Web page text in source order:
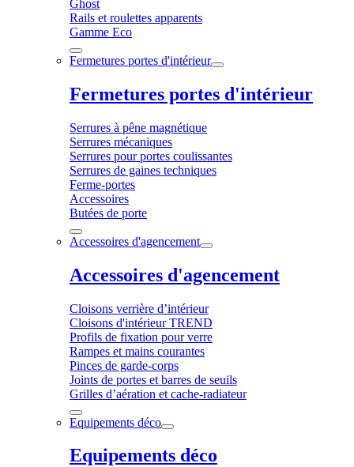
Ghost
Rails et roulettes apparents
Gamme Eco
Fermetures portes d'intérieur
Fermetures portes d'intérieur
Serrures à pêne magnétique
Serrures mécaniques
Serrures pour portes coulissantes
Serrures de gaines techniques
Ferme-portes
Accessoires
Butées de porte
Accessoires d'agencement
Accessoires d'agencement
Cloisons verrière d’intérieur
Cloisons d'intérieur TREND
Profils de fixation pour verre
Rampes et mains courantes
Pinces de garde-corps
Joints de portes et barres de seuils
Grilles d’aération et cache-radiateur
Equipements déco
Equipements déco